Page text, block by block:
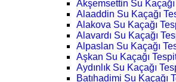
Akşemsettin Su
Alaaddin Su Kaçağı
Alakova Su Kaçağı
Alavardı Su Kaçağı
Alpaslan Su Kaçağı
Aşkan Su Kaçağı
Aydınlık Su Kaçağı
Batıhadimi Su Kaçağı